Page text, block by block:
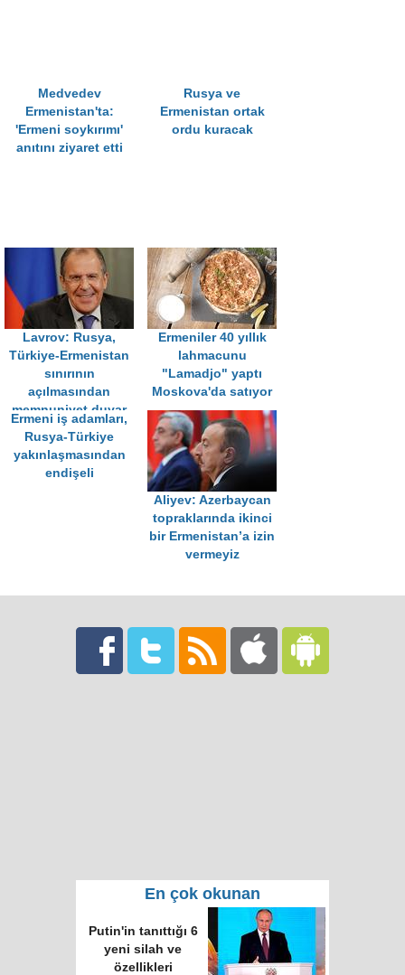
Medvedev
Ermenistan'ta:
'Ermeni soykırımı'
anıtını ziyaret etti
Rusya ve
Ermenistan ortak
ordu kuracak
Lavrov: Rusya,
Türkiye-Ermenistan
sınırının
açılmasından
memnuniyet duyar
Ermeniler 40 yıllık
lahmacunu
"Lamadjo" yaptı
Moskova'da satıyor
Ermeni iş adamları,
Rusya-Türkiye
yakınlaşmasından
endişeli
Aliyev: Azerbaycan
topraklarında ikinci
bir Ermenistan’a izin
vermeyiz
En çok okunan
Putin'in tanıttığı 6
yeni silah ve
özellikleri